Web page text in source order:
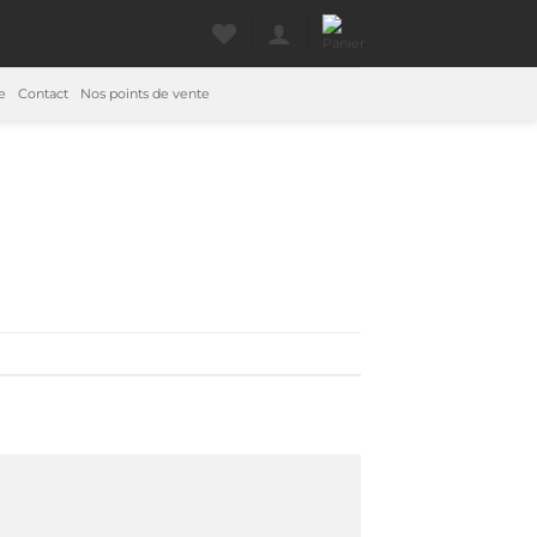
Contact Nos points de vente